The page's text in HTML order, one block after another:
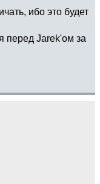
ибо это будет
перед Jarek'ом за